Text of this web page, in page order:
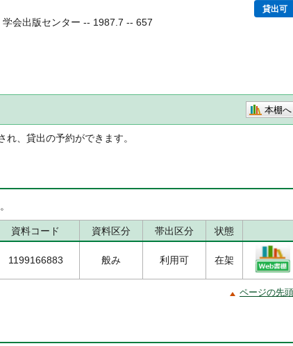
貸出可
会出版センター -- 1987.7 -- 657
本棚へ
、貸出の予約ができます。
資料コード 資料区分 帯出区分 状態
1199166883 般み 利用可 在架
ページの先